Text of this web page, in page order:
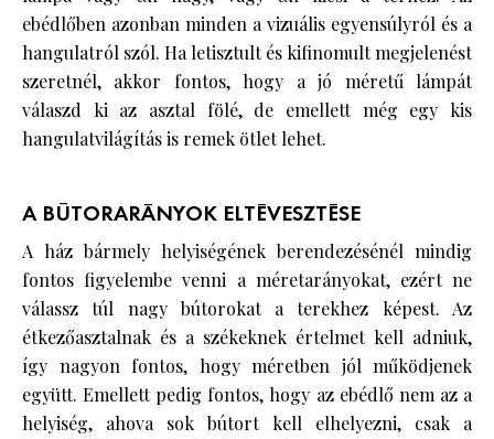
ebédlőben azonban minden a vizuális egyensúlyról és a
hangulatról szól. Ha letisztult és kifinomult megjelenést
szeretnél, akkor fontos, hogy a jó méretű lámpát
válaszd ki az asztal fölé, de emellett még egy kis
hangulatvilágítás is remek ötlet lehet.
A BÚTORARÁNYOK ELTÉVESZTÉSE
A ház bármely helyiségének berendezésénél mindig
fontos figyelembe venni a méretarányokat, ezért ne
válassz túl nagy bútorokat a terekhez képest. Az
étkezőasztalnak és a székeknek értelmet kell adniuk,
így nagyon fontos, hogy méretben jól működjenek
együtt. Emellett pedig fontos, hogy az ebédlő nem az a
helyiség, ahova sok bútort kell elhelyezni, csak a